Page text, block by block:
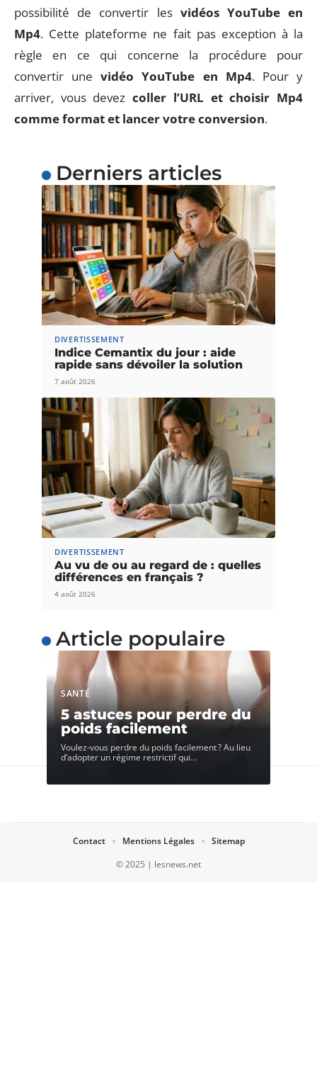
possibilité de convertir les vidéos YouTube en
Mp4. Cette plateforme ne fait pas exception à la
règle en ce qui concerne la procédure pour
convertir unevidéo YouTube en Mp4. Pour y
arriver, vous devezcoller l’URL et choisir Mp4
comme format et lancer votre conversion.
Derniers articles
DIVERTISSEMENT
Indice Cemantix du jour : aide
rapide sans dévoiler la solution
7 août 2026
DIVERTISSEMENT
Au vu de ou au regard de : quelles
différences en français ?
4 août 2026
Article populaire
SANTÉ
5 astuces pour perdre du
poids facilement
Voulez-vous perdre du poids facilement ? Au lieu
d’adopter un régime restrictif qui…
© 2025 | lesnews.net
Contact Mentions Légales Sitemap